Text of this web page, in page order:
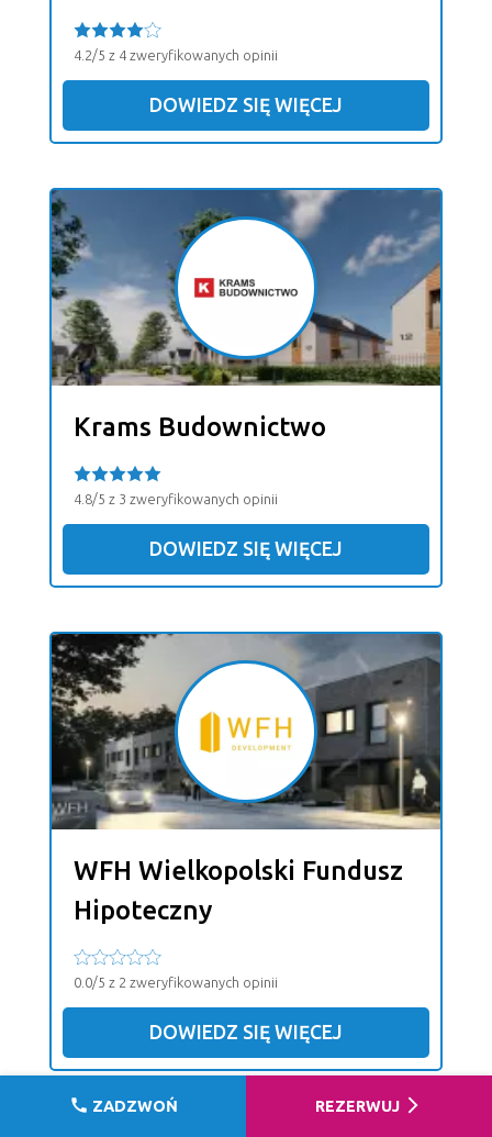
4.2/5 z 4 zweryfikowanych opinii
DOWIEDZ SIĘ WIĘCEJ
Krams Budownictwo
4.8/5 z 3 zweryfikowanych opinii
DOWIEDZ SIĘ WIĘCEJ
WFH Wielkopolski Fundusz
Hipoteczny
0.0/5 z 2 zweryfikowanych opinii
DOWIEDZ SIĘ WIĘCEJ
call ZADZWOŃ REZERWUJ arrow_forward_ios